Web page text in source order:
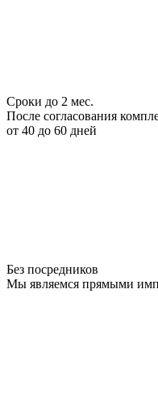
Сроки до 2 мес.
После согласования
от 40 до 60 дней
Без посредников
Мы являемся прямыми